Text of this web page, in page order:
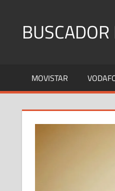
contenido
Fijos
y
MOVISTAR